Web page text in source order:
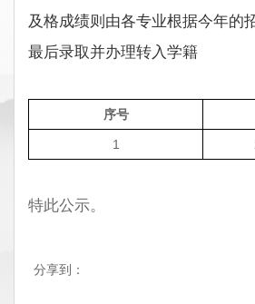
及格成绩则由各专业根据今年的
最后录取并办理转入学籍
序号
1
特此公示。
分享到：